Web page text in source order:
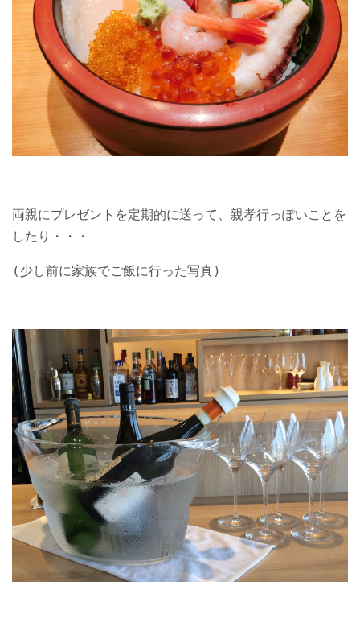
両親にプレゼントを定期的に送って、親孝行っぽいことを
したり・・・
(少し前に家族でご飯に行った写真)